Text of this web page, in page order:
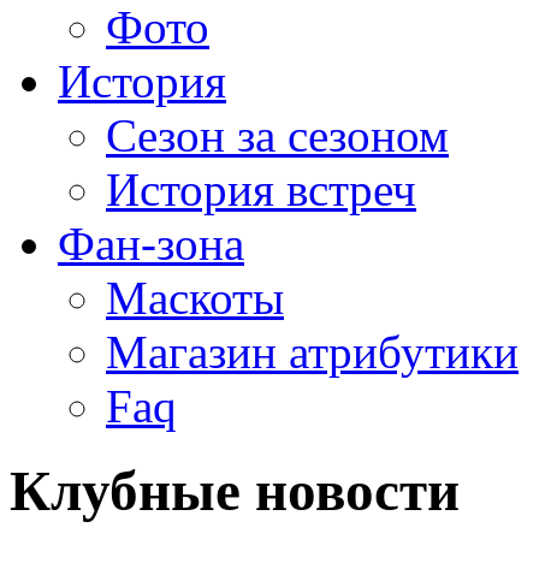
Фото
История
Сезон за сезоном
История встреч
Фан-зона
Маскоты
Магазин атрибутики
Faq
Клубные новости